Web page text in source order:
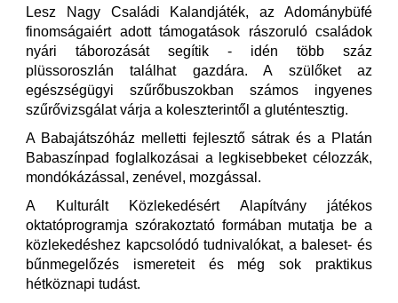
Lesz Nagy Családi Kalandjáték, az Adománybüfé
finomságaiért adott támogatások rászoruló családok
nyári táborozását segítik - idén több száz
plüssoroszlán találhat gazdára. A szülőket az
egészségügyi szűrőbuszokban számos ingyenes
szűrővizsgálat várja a koleszterintől a gluténtesztig.
A Babajátszóház melletti fejlesztő sátrak és a Platán
Babaszínpad foglalkozásai a legkisebbeket célozzák,
mondókázással, zenével, mozgással.
A Kulturált Közlekedésért Alapítvány játékos
oktatóprogramja szórakoztató formában mutatja be a
közlekedéshez kapcsolódó tudnivalókat, a baleset- és
bűnmegelőzés ismereteit és még sok praktikus
hétköznapi tudást.